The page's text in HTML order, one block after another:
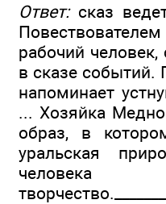
Ответ:сказ
рабочий
в сказе событий.
напоминает
... Хозяйка
образ, в
уральская